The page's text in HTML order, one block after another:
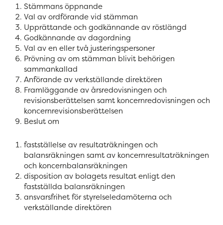
Stämmans öppnande
Val av ordförande vid stämman
Upprättande och godkännande av röstlängd
Godkännande av dagordning
Val av en eller två justeringspersoner
Prövning av om stämman blivit behörigen
sammankallad
Anförande av verkställande direktören
Framläggande av årsredovisningen och
revisionsberättelsen samt koncernredovisningen och
koncernrevisionsberättelsen
Beslut om
fastställelse av resultaträkningen och
balansräkningen samt av koncernresultaträkningen
och koncernbalansräkningen
disposition av bolagets resultat enligt den
fastställda balansräkningen
ansvarsfrihet för styrelseledamöterna och
verkställande direktören